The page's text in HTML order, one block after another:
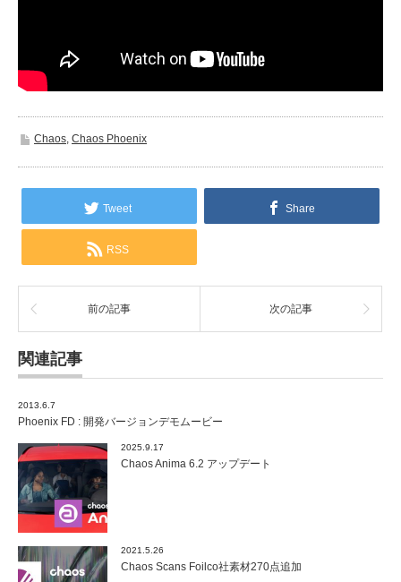
Chaos Chaos Phoenix
Tweet Share
RSS
前の記事 次の記事
関連記事
2013.6.7
Phoenix FD : 開発バージョンデモムービー
2025.9.17
Chaos Anima 6.2 アップデート
2021.5.26
Chaos Scans Foilco社素材270点追加